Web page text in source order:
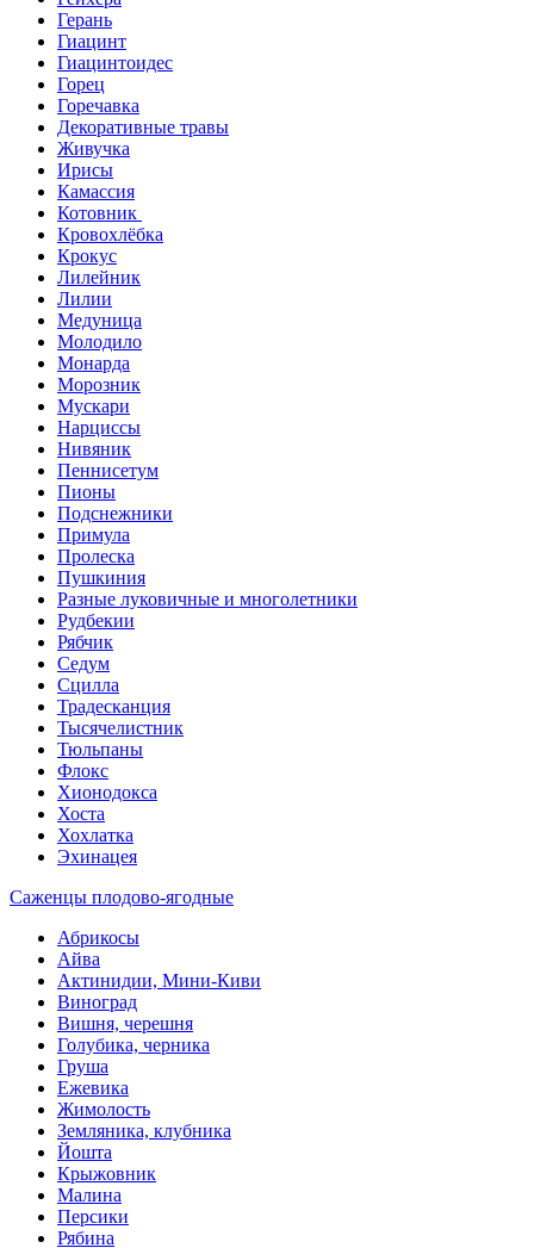
Герань
Гиацинт
Гиацинтоидес
Горец
Горечавка
Декоративные травы
Живучка
Ирисы
Камассия
Котовник
Кровохлёбка
Крокус
Лилейник
Лилии
Медуница
Молодило
Монарда
Морозник
Мускари
Нарциссы
Нивяник
Пеннисетум
Пионы
Подснежники
Примула
Пролеска
Пушкиния
Разные луковичные и многолетники
Рудбекии
Рябчик
Седум
Сцилла
Традесканция
Тысячелистник
Тюльпаны
Флокс
Хионодокса
Хоста
Хохлатка
Эхинацея
Саженцы плодово-ягодные
Абрикосы
Айва
Актинидии, Мини-Киви
Виноград
Вишня, черешня
Голубика, черника
Груша
Ежевика
Жимолость
Земляника, клубника
Йошта
Крыжовник
Малина
Персики
Рябина